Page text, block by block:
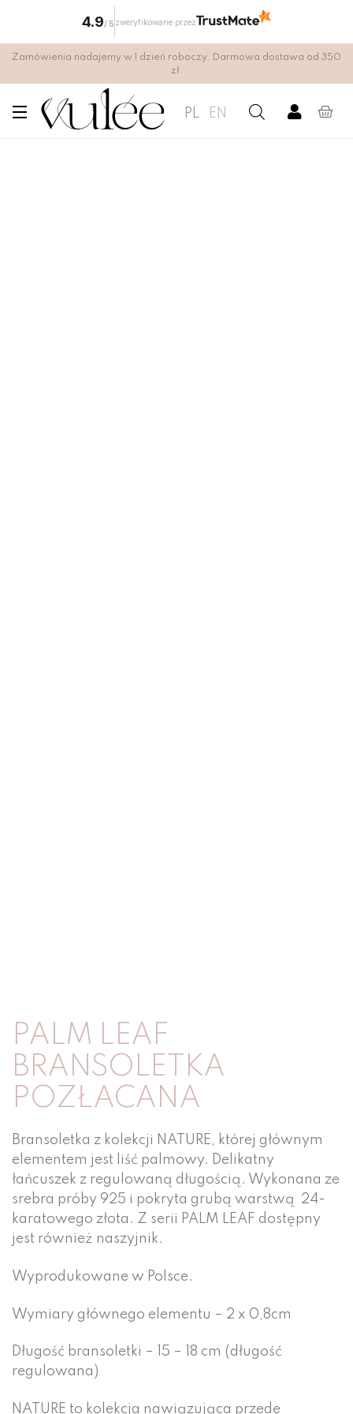
Zamówienia nadajemy w 1 dzień roboczy. Darmowa dostawa od 350
zł.
PL EN
PALM LEAF
BRANSOLETKA
POZŁACANA
Bransoletka z kolekcji NATURE, której głównym
elementem jest liść palmowy. Delikatny
łańcuszek z regulowaną długością. Wykonana ze
srebra próby 925 i pokryta grubą warstwą 24-
karatowego złota. Z serii PALM LEAF dostępny
jest również naszyjnik.
Wyprodukowane w Polsce.
Wymiary głównego elementu – 2 x 0,8cm
Długość bransoletki – 15 – 18 cm (długość
regulowana)
NATURE to kolekcja nawiązująca przede
4.9/ 5 zweryfikowane przez